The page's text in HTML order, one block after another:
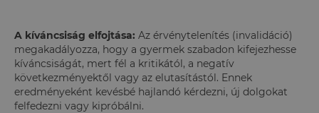
A kíváncsiság elfojtása: Az érvénytelenítés (invalidáció)
megakadályozza, hogy a gyermek szabadon kifejezhesse
kíváncsiságát, mert fél a kritikától, a negatív
következményektől vagy az elutasítástól. Ennek
eredményeként kevésbé hajlandó kérdezni, új dolgokat
felfedezni vagy kipróbálni.